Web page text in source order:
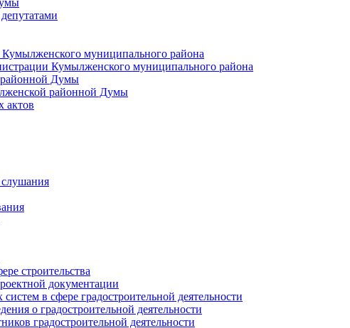
муниципального района
Кумылженского муниципального района
Думы
районной Думы
актов
строительства
документации
в сфере градостроительной деятельности
о градостроительной деятельности
градостроительной деятельности